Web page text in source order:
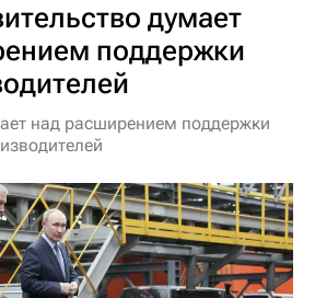
думает
поддержки
над расширением поддержки